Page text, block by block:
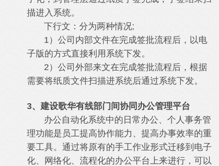
描进入系统。
下行文：分为两种情况;
1）公司内部文件在完成签批流程后，以电
子版的方式直接利用系统下发。
2）公司外部来文在完成签批流程后，根据
需要将纸质文件扫描进系统后通过系统下发。
3、建设歌华有线部门间协同办公管理平台
办公自动化系统中的日常办公、个人事务管
理功能是员工提高协作能力、提高办事效率的重
要工具。通过将原有的手工作业形式迁移到电子
化、网络化、流程化的办公平台上来进行，可以